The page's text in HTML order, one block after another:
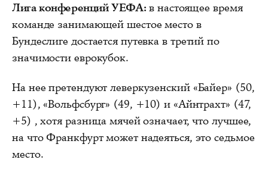
Лига конференций УЕФА: в настоящее время
команде занимающей шестое место в
Бундеслиге достается путевка в третий по
значимости еврокубок.
На нее претендуют леверкузенский «Байер» (50,
+11), «Вольфсбург» (49, +10) и «Айнтрахт» (47,
+5) , хотя разница мячей означает, что лучшее,
на что Франкфурт может надеяться, это седьмое
место.